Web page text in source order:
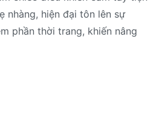
nhàng, hiện đại tôn lên sự
phần thời trang, khiến nâng